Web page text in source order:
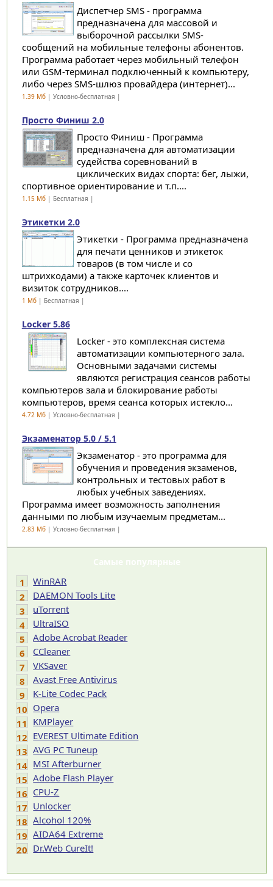
Диспетчер SMS - программа
предназначена для массовой и
выборочной рассылки SMS-
сообщений на мобильные телефоны абонентов.
Программа работает через мобильный телефон
или GSM-терминал подключенный к компьютеру,
либо через SMS-шлюз провайдера (интернет)...
1.39 Мб| Условно-бесплатная |
Просто Финиш 2.0
Просто Финиш - Программа
предназначена для автоматизации
судейства соревнований в
циклических видах спорта: бег, лыжи,
спортивное ориентирование и т.п....
1.15 Мб| Бесплатная |
Этикетки 2.0
Этикетки - Программа предназначена
для печати ценников и этикеток
товаров (в том числе и со
штрихкодами) а также карточек клиентов и
визиток сотрудников....
1 Мб| Бесплатная |
Locker 5.86
Locker - это комплексная система
автоматизации компьютерного зала.
Основными задачами системы
являются регистрация сеансов работы
компьютеров зала и блокирование работы
компьютеров, время сеанса которых истекло...
4.72 Мб| Условно-бесплатная |
Экзаменатор 5.0 / 5.1
Экзаменатор - это программа для
обучения и проведения экзаменов,
контрольных и тестовых работ в
любых учебных заведениях.
Программа имеет возможность заполнения
данными по любым изучаемым предметам...
2.83 Мб| Условно-бесплатная |
Самые популярные
1
WinRAR
2
DAEMON Tools Lite
3
uTorrent
4
UltraISO
5
Adobe Acrobat Reader
6
CCleaner
7
VKSaver
8
Avast Free Antivirus
9
K-Lite Codec Pack
10 Opera
11 KMPlayer
12 EVEREST Ultimate Edition
13 AVG PC Tuneup
14 MSI Afterburner
15 Adobe Flash Player
16 CPU-Z
17 Unlocker
18 Alcohol 120%
19 AIDA64 Extreme
20 Dr.Web CureIt!